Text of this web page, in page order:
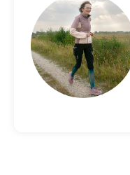
Jane
46 år